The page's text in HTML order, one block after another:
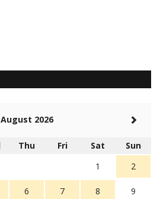
August 2026
Thu Fri Sat
Sun
1
2
6 7 8 9